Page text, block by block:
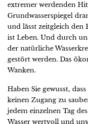
extremer werdenden
Grundwasserspiegel
und lässt zeitgleich den
ist Leben. Und durch
der natürliche
gestört werden. Das
Wanken.
Haben Sie gewusst,
keinen Zugang zu
jedem einzelnen Tag
Wasser wertvoll und